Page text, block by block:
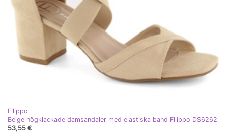
Filippo
Beige högklackade damsandaler med elastiska band Filippo DS6262
53,55 €